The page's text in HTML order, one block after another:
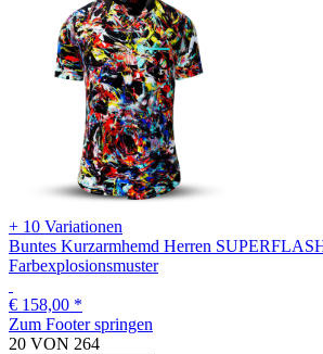
+ 10 Variationen
Buntes Kurzarmhemd Herren
Farbexplosionsmuster
€ 158,00 *
Zum Footer springen
20 VON 264